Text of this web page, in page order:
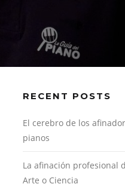
RECENT POSTS
El cerebro de los
pianos
La afinación profesional
Arte o Ciencia